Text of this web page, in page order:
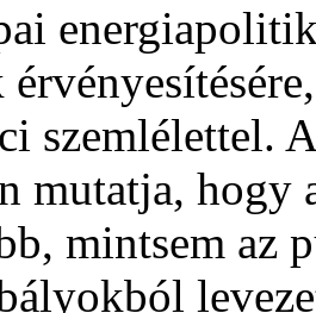
szemlélettel.
mutatja, hogy
mintsem az